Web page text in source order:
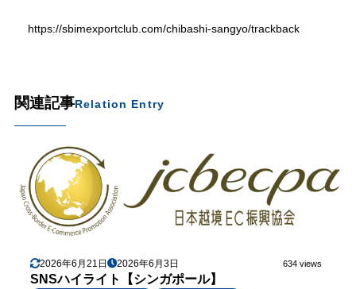
https://sbimexportclub.com/chibashi-sangyo/trackback
関連記事Relation Entry
2026年6月21日 2026年6月3日 634 views
SNSハイライト【シンガポール】